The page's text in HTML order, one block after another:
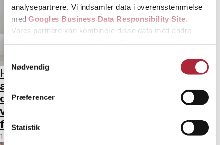
analysepartnere. Vi indsamler data i overensstemmelse
med Googles Business Data Responsibility Site
Vores partnere kan kombinere disse data med andre
Nødvendig
Præferencer
Statistik
Hvad er
adgangskontrol,
og hvorfor har din
virksomhed brug
for det?
18. marts 2026